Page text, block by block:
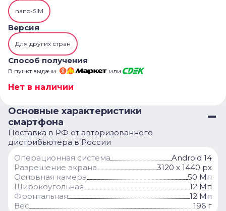
nano-SIM
Версия
Для других стран
Способ получения
В пункт выдачи или
Нет в наличии
Основные характеристики
смартфона
Поставка в РФ от авторизованного
дистрибьютера в России
Операционная система
Android 14
Разрешение экрана
3120 x 1440 px
Основная камера
50 Мп
Широкоугольная
12 Мп
Фронтальная
12 Мп
Вес
196 г